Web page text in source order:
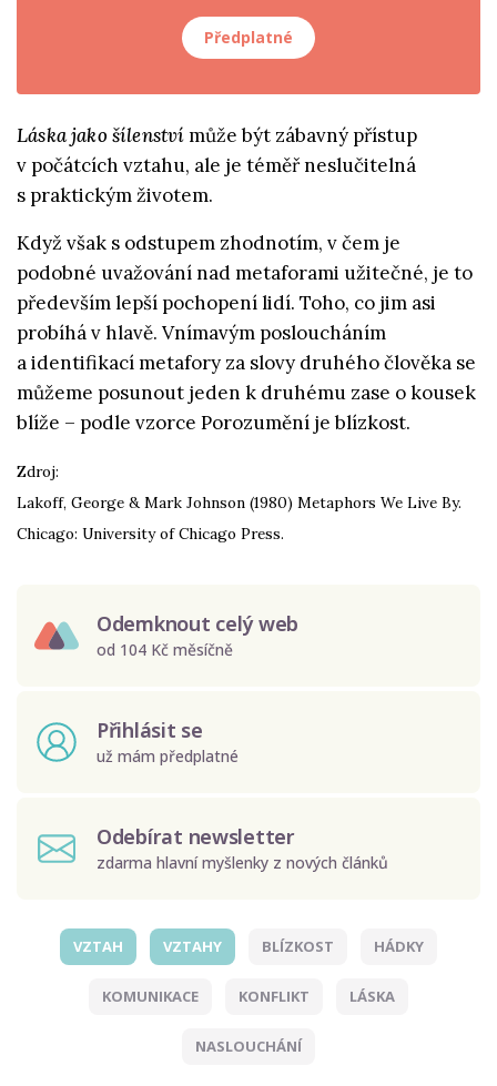
Předplatné
Láska jako šílenstvímůže být zábavný přístup
v počátcích vztahu, ale je téměř neslučitelná
s praktickým životem.
Když však s odstupem zhodnotím, v čem je
podobné uvažování nad metaforami užitečné, je to
především lepší pochopení lidí. Toho, co jim asi
probíhá v hlavě. Vnímavým posloucháním
a identifikací metafory za slovy druhého člověka se
můžeme posunout jeden k druhému zase o kousek
blíže – podle vzorce Porozumění je blízkost.
Zdroj:
Lakoff, George & Mark Johnson (1980) Metaphors We Live By.
Chicago: University of Chicago Press.
Odemknout celý web
od 104 Kč měsíčně
Přihlásit se
už mám předplatné
Odebírat newsletter
zdarma hlavní myšlenky z nových článků
Odeslat
VZTAH VZTAHY BLÍZKOST HÁDKY
KOMUNIKACE KONFLIKT LÁSKA
NASLOUCHÁNÍ